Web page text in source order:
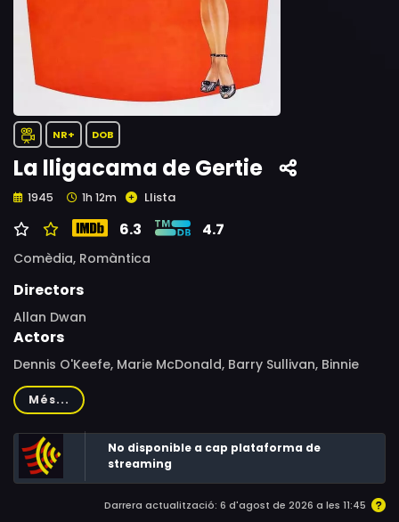
NR+ DOB
La lligacama de Gertie
1945 1h 12m Llista
6.3 4.7
Comèdia, Romàntica
Directors
Allan Dwan
Actors
Dennis O'Keefe, Marie McDonald, Barry Sullivan, Binnie
Barnes, Sheila Ryan, J. Carrol Naish, Jerome Cowan, Vera
Marshe, Don Beddoe, Frank Fenton, Russell Hicks, Kenner
G. Kemp, Richard LeGrand, Frank O'Connor, Joey Ray,
Larry Steers
Més...
No disponible a cap plataforma de
streaming
Darrera actualització: 6 d'agost de 2026 a les 11:45